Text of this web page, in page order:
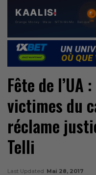
Fête de l’UA
victimes du
réclame
Telli
Last Updated Mai 28, 2017